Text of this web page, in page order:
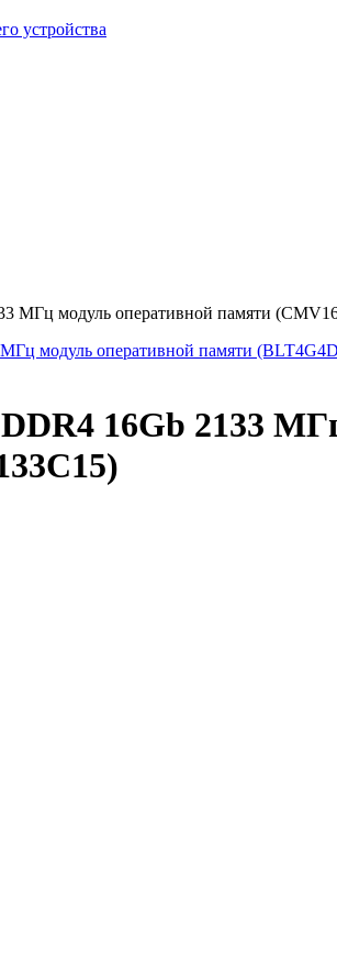
устройства
МГц модуль оперативной памяти
модуль оперативной памяти
16Gb 2133